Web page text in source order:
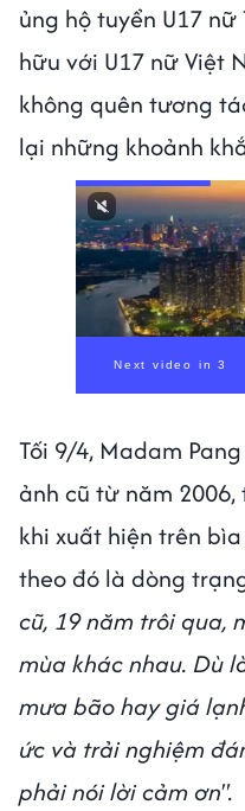
ủng hộ tuyển U17
hữu với U17 nữ Việt
không quên tương
lại những khoảnh
Next video in 1
Tối 9/4, Madam
ảnh cũ từ năm
khi xuất hiện trên
theo đó là dòng
cũ, 19 năm trôi qua,
mùa khác nhau. Dù
mưa bão hay giá
ức và trải nghiệm
phải nói lời cảm ơn".